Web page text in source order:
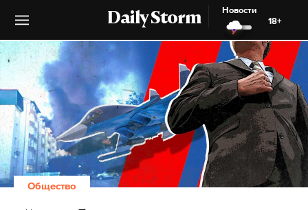
Daily Storm
Новости
18+
Общество